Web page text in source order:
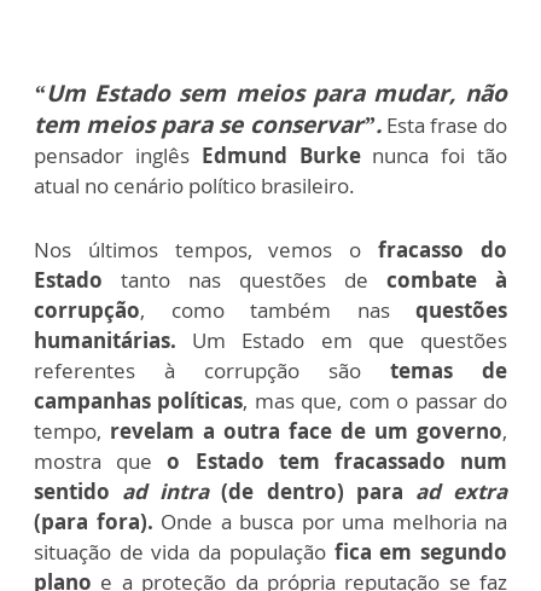
“Um Estado sem meios para mudar, não
tem meios para se conservar”.Esta frase do
pensador inglês Edmund Burkenunca foi tão
atual no cenário político brasileiro.
Nos últimos tempos, vemos ofracasso do
Estado tanto nas questões de combate à
corrupção, como também nas questões
humanitárias. Um Estado em que questões
referentes à corrupção são temas de
campanhas políticas, mas que, com o passar do
tempo, revelam a outra face de um governo,
mostra queo Estado tem fracassado num
sentido ad intra(de dentro) para ad extra
(para fora). Onde a busca por uma melhoria na
situação de vida da população fica em segundo
plano e a proteção da própria reputação se faz